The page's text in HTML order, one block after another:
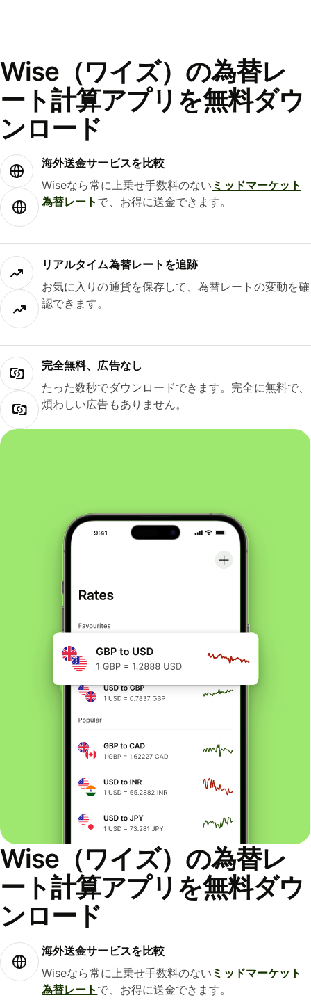
Wise（ワイズ）の為替レ
ート計算アプリを無料ダウ
ンロード
海外送金サービスを比較
Wiseなら常に上乗せ手数料のない ミッドマーケット
為替レート で、お得に送金できます。
リアルタイム為替レートを追跡
お気に入りの通貨を保存して、為替レートの変動を確
認できます。
完全無料、広告なし
たった数秒でダウンロードできます。完全に無料で、
煩わしい広告もありません。
Wise（ワイズ）の為替レ
ート計算アプリを無料ダウ
ンロード
海外送金サービスを比較
Wiseなら常に上乗せ手数料のない ミッドマーケット
為替レート で、お得に送金できます。